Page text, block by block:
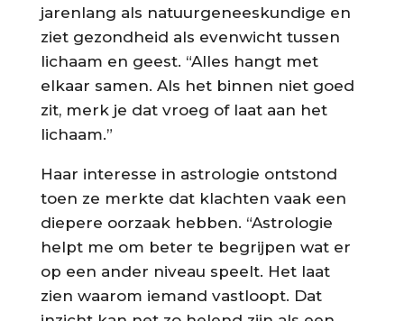
jarenlang als natuurgeneeskundige en
ziet gezondheid als evenwicht tussen
lichaam en geest. “Alles hangt met
elkaar samen. Als het binnen niet goed
zit, merk je dat vroeg of laat aan het
lichaam.”
Haar interesse in astrologie ontstond
toen ze merkte dat klachten vaak een
diepere oorzaak hebben. “Astrologie
helpt me om beter te begrijpen wat er
op een ander niveau speelt. Het laat
zien waarom iemand vastloopt. Dat